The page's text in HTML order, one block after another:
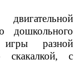
дошкольного
разной
с